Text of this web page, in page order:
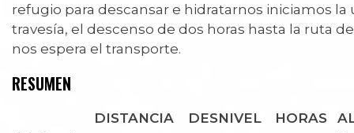
refugio para descansar e hidratarnos iniciamos
travesía, el descenso de dos horas hasta la ruta
nos espera el transporte.
RESUMEN
DISTANCIA DESNIVEL HORAS